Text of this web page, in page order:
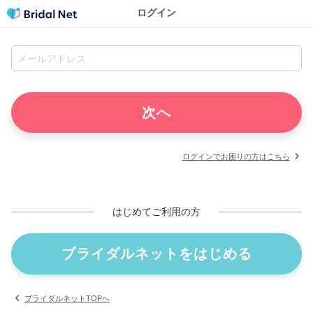
ログイン
ログインでお困りの方はこちら
はじめてご利用の方
ブライダルネットをはじめる
ブライダルネットTOPへ